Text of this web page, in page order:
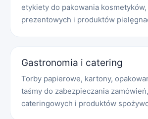
etykiety do pakowania
prezentowych i produktów
Gastronomia i catering
Torby papierowe, kartony,
taśmy do zabezpieczania
cateringowych i produktów